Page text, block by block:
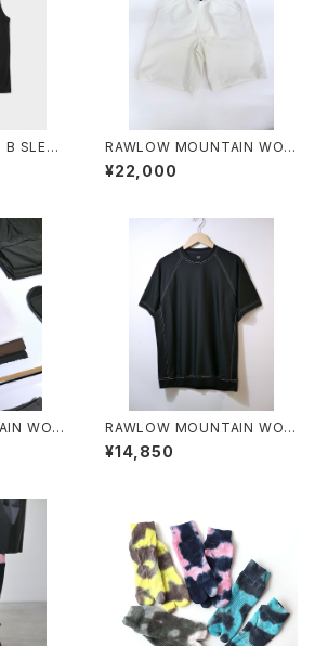
SLEEV
RAWLOW MOUNTAIN WOR
KS / HIKER GURKHA PANTS
¥22,000
WOR
RAWLOW MOUNTAIN WOR
KS / DAD LITE CREW
¥14,850